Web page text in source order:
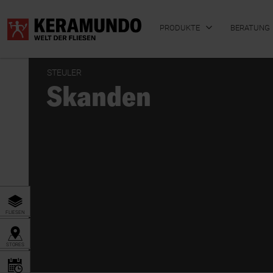
PRODUKTE BERATUNG
STEULER
Skanden
FLIESEN
STORES